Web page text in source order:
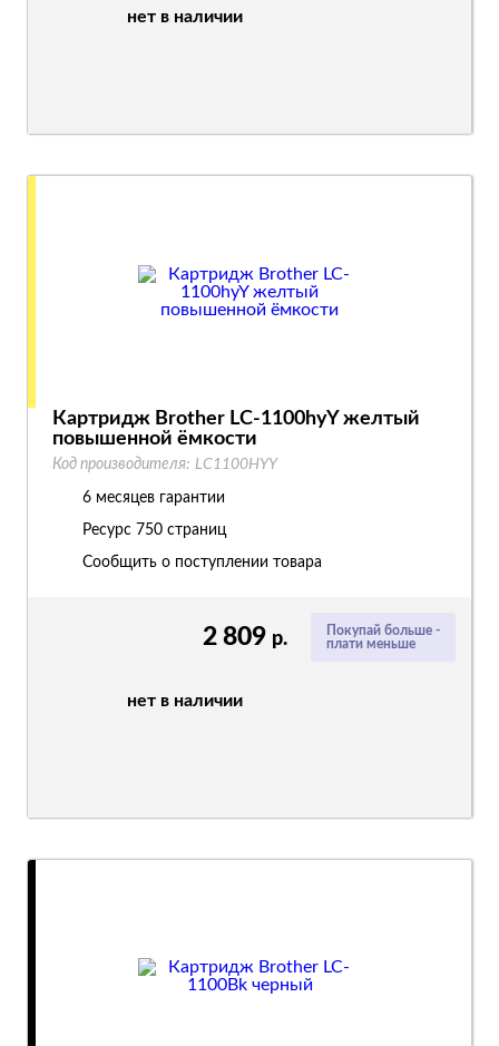
нет в наличии
Покупай больше -
плати меньше
2 809 р.
нет в наличии
Картридж Brother LC-1100hyY желтый
повышенной ёмкости
Код производителя: LC1100HYY
6 месяцев гарантии
Ресурс 750 страниц
Сообщить о поступлении товара